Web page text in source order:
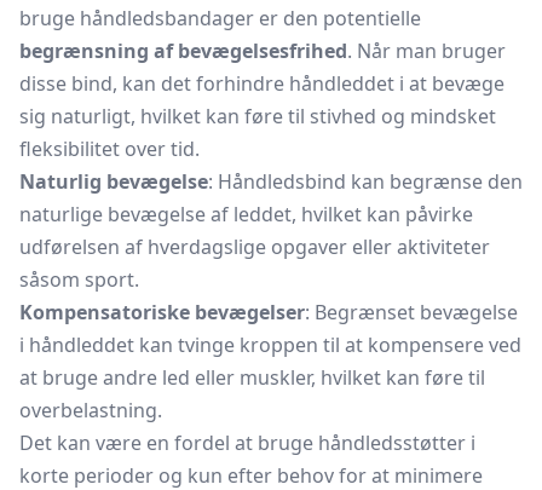
bruge håndledsbandager er den potentielle
begrænsning af bevægelsesfrihed. Når man bruger
disse bind, kan det forhindre håndleddet i at bevæge
sig naturligt, hvilket kan føre til stivhed og mindsket
fleksibilitet over tid.
Naturlig bevægelse: Håndledsbind kan begrænse den
naturlige bevægelse af leddet, hvilket kan påvirke
udførelsen af hverdagslige opgaver eller aktiviteter
såsom sport.
Kompensatoriske bevægelser: Begrænset bevægelse
i håndleddet kan tvinge kroppen til at kompensere ved
at bruge andre led eller muskler, hvilket kan føre til
overbelastning.
Det kan være en fordel at bruge håndledsstøtter i
korte perioder og kun efter behov for at minimere